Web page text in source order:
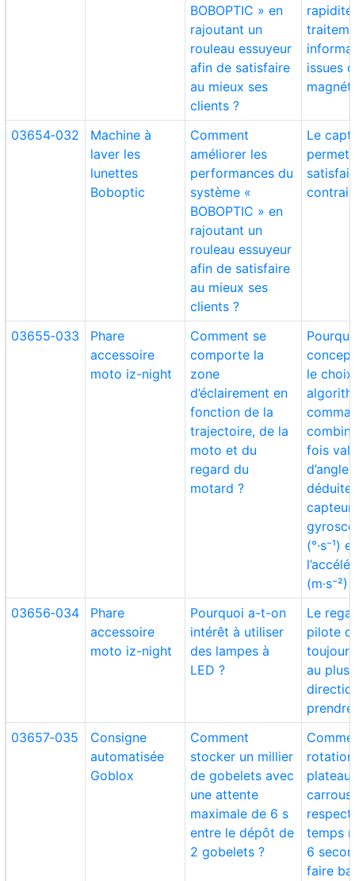
BOBOPTIC » en
rajoutant un
rouleau essuyeur
afin de satisfaire
au mieux ses
clients ?
issues
03654‑032
Machine à
laver les
lunettes
Boboptic
Comment
améliorer les
performances du
système «
BOBOPTIC » en
rajoutant un
rouleau essuyeur
afin de satisfaire
au mieux ses
clients ?
Le
03655‑033
Phare
accessoire
moto iz-night
Comment se
comporte la
zone
d’éclairement en
fonction de la
trajectoire, de la
moto et du
regard du
motard ?
le choix
fois
d’angle
capteur
(°·s⁻¹)
(m·s⁻²)
03656‑034
Phare
accessoire
moto iz-night
Pourquoi a-t-on
intérêt à utiliser
des lampes à
LED ?
Le
pilote
au plus
prendre
03657‑035
Consigne
automatisée
Goblox
Comment
stocker un millier
de gobelets avec
une attente
maximale de 6 s
entre le dépôt de
2 gobelets ?
plateau
temps
6
faire